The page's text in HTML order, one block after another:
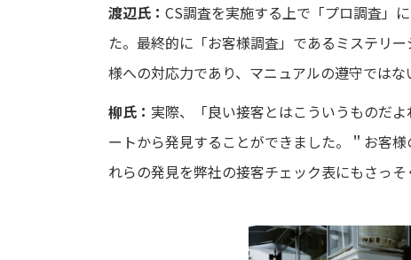
渡辺氏： CS調査を実施する上で「プロ調査」
た。最終的に「お客様調査」であるミステリ
様への対応力であり、マニュアルの遵守ではな
柳氏： 実際、「良い接客とはこういうものだ
ートから発見することができました。＂お客
れらの発見を弊社の接客チェック表にもさっそ